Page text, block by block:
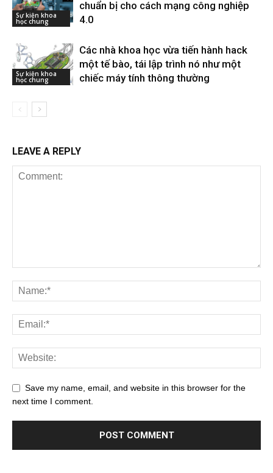
Sự kiện khoa
học chung
chuẩn bị cho cách mạng công nghiệp
4.0
Sự kiện khoa
học chung
Các nhà khoa học vừa tiến hành hack
một tế bào, tái lập trình nó như một
chiếc máy tính thông thường
LEAVE A REPLY
Save my name, email, and website in this browser for the
next time I comment.